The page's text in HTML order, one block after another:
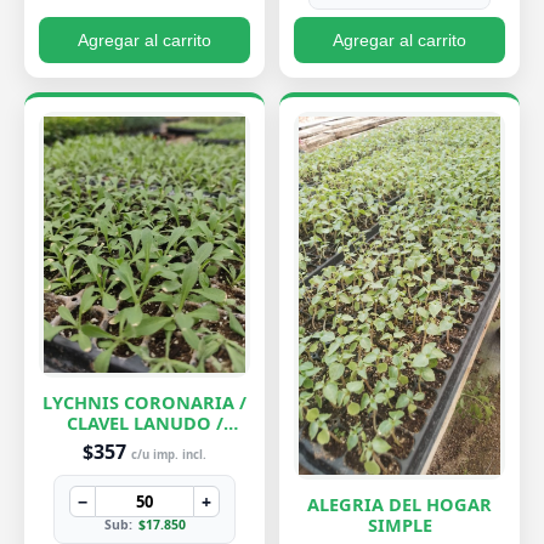
Agregar al carrito Agregar al carrito
LYCHNIS CORONARIA /
CLAVEL LANUDO /
ABUELA
$357 c/u imp. incl.
− +
Sub: $17.850
ALEGRIA DEL HOGAR
SIMPLE